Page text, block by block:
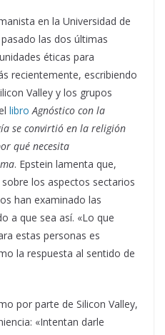
en la Universidad de
las dos últimas
éticas para
recientemente, escribiendo
Valley y los grupos
libro Agnóstico con la
se convirtió en la religión
qué necesita
. Epstein lamenta que,
los aspectos sectarios
han examinado las
a que sea así. «Lo que
estas personas es
la respuesta al sentido de
por parte de Silicon Valley,
«Intentan darle